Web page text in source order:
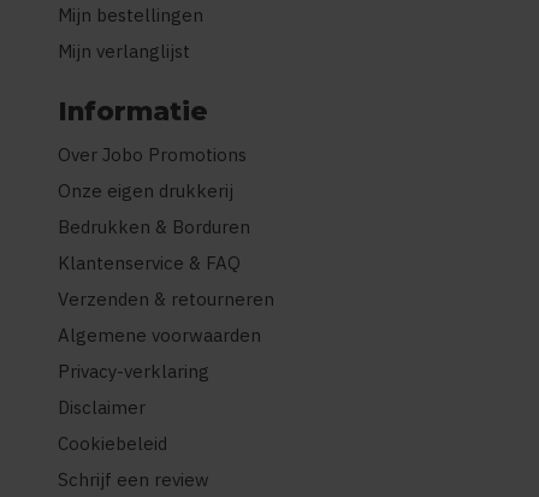
Mijn bestellingen
Mijn verlanglijst
Informatie
Over Jobo Promotions
Onze eigen drukkerij
Bedrukken & Borduren
Klantenservice & FAQ
Verzenden & retourneren
Algemene voorwaarden
Privacy-verklaring
Disclaimer
Cookiebeleid
Schrijf een review